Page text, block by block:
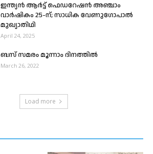
ഇന്ത്യന്‍ ആര്‍ട്ട് ഫെഡറേഷന്‍ അഞ്ചാം
വാര്‍ഷികം 25-ന്; സാധിക വേണുഗോപാല്‍
മുഖ്യാതിഥി
April 24, 2025
ബസ് സമരം മൂന്നാം ദിനത്തില്‍
March 26, 2022
Load more